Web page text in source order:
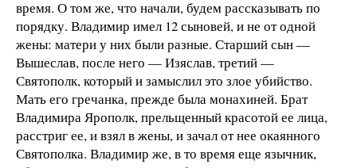
время. О том же, что начали, будем рассказывать по
порядку. Владимир имел 12 сыновей, и не от одной
жены: матери у них были разные. Старший сын —
Вышеслав, после него — Изяслав, третий —
Святополк, который и замыслил это злое убийство.
Мать его гречанка, прежде была монахиней. Брат
Владимира Ярополк, прельщенный красотой ее лица,
расстриг ее, и взял в жены, и зачал от нее окаянного
Святополка. Владимир же, в то время еще язычник,